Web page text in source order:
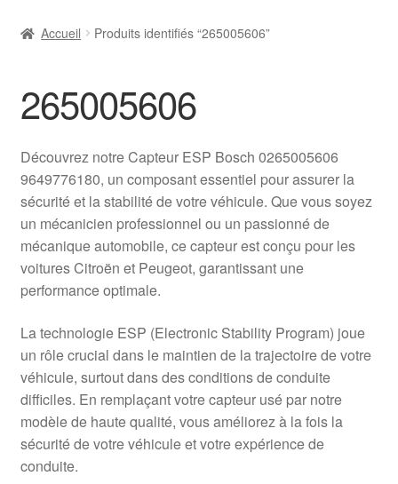
Livraison
Livraison internationale
Mon compte
Paiements
Panier
Plainte
Politique de confidentialité
Procédure de Réclamation
Accueil Produits identifiés “265005606”
265005606
Découvrez notre Capteur ESP Bosch 0265005606
9649776180, un composant essentiel pour assurer la
sécurité et la stabilité de votre véhicule. Que vous soyez
un mécanicien professionnel ou un passionné de
mécanique automobile, ce capteur est conçu pour les
voitures Citroën et Peugeot, garantissant une
performance optimale.
La technologie ESP (Electronic Stability Program) joue
un rôle crucial dans le maintien de la trajectoire de votre
véhicule, surtout dans des conditions de conduite
difficiles. En remplaçant votre capteur usé par notre
modèle de haute qualité, vous améliorez à la fois la
sécurité de votre véhicule et votre expérience de
conduite.